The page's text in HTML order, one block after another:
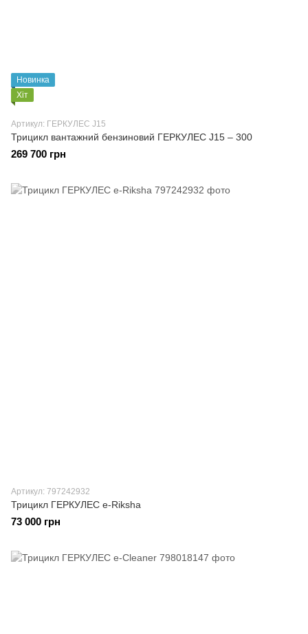
Новинка
Хіт
Артикул: ГЕРКУЛЕС J15
Трицикл вантажний бензиновий ГЕРКУЛЕС J15 – 300
269 700 грн
Артикул: 797242932
Трицикл ГЕРКУЛЕС e-Riksha
73 000 грн